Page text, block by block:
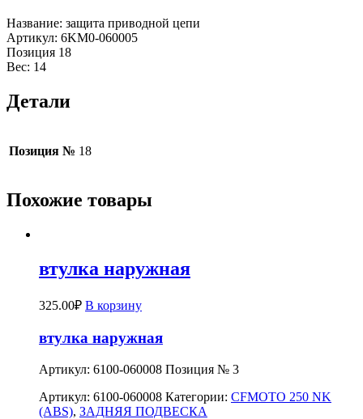
Название: защита приводной цепи
Артикул: 6KM0-060005
Позиция 18
Вес: 14
Детали
Позиция № 18
Похожие товары
втулка наружная
325.00₽ В корзину
втулка наружная
Артикул: 6100-060008 Позиция № 3
Артикул: 6100-060008 Категории: CFMOTO 250 NK
(ABS), ЗАДНЯЯ ПОДВЕСКА